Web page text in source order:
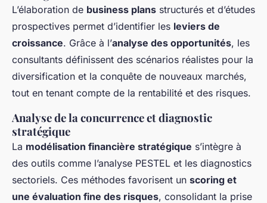
L’élaboration de business plans structurés et d’études
prospectives permet d’identifier les leviers de
croissance. Grâce à l’analyse des opportunités, les
consultants définissent des scénarios réalistes pour la
diversification et la conquête de nouveaux marchés,
tout en tenant compte de la rentabilité et des risques.
Analyse de la concurrence et diagnostic
stratégique
La modélisation financière stratégique s’intègre à
des outils comme l’analyse PESTEL et les diagnostics
sectoriels. Ces méthodes favorisent un scoring et
une évaluation fine des risques, consolidant la prise